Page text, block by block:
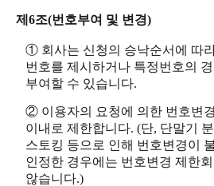
제6조(번호부여 및 변경)
① 회사는 신청의 승낙순서에 따
번호를 제시하거나 특정번호의
부여할 수 있습니다.
② 이용자의 요청에 의한 번호변
이내로 제한합니다. (단, 단말기
스토킹 등으로 인해 번호변경이
인정한 경우에는 번호변경 제한
않습니다.)